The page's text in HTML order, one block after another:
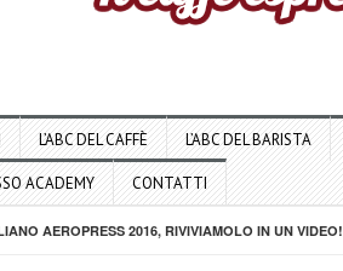
L’ABC DEL CAFFÈ L’ABC DEL BARISTA
ACADEMY CONTATTI
AEROPRESS 2016, RIVIVIAMOLO IN UN VIDEO!